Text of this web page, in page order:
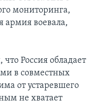
мониторинга,
армия воевала,
Россия обладает
в совместных
от устаревшего
не хватает